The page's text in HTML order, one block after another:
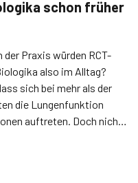
schon früher
Praxis würden RCT-
also im Alltag?
sich bei mehr als der
die Lungenfunktion
auftreten. Doch nicht